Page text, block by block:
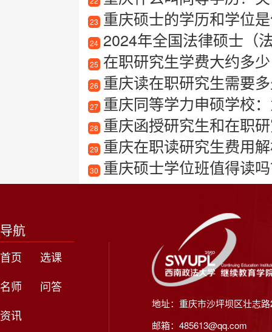
23 重庆硕士的学历和学位
24 2024年全国法律硕士（
25 在职研究生学费大约多少
26 重庆读在职研究生需要
27 重庆同等学力申硕学校
28 重庆函授研究生和在职
29 重庆在职读研究生费用
30 重庆硕士学位班值得读吗？揭
导航
首页
选课
名师
问答
资讯
地址：重庆市沙坪坝区壮志
邮箱：485613@qq.com